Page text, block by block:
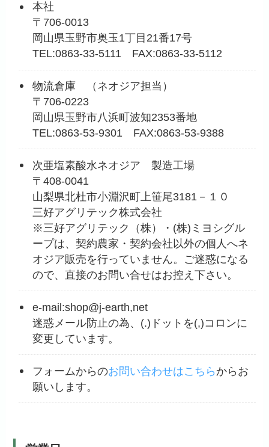
本社
〒706-0013
岡山県玉野市奥玉1丁目21番17号
TEL:0863-33-5111 FAX:0863-33-5112
物流倉庫 （ネオジア担当）
〒706-0223
岡山県玉野市八浜町波知2353番地
TEL:0863-53-9301 FAX:0863-53-9388
次亜塩素酸水ネオジア 製造工場
〒408-0041
山梨県北杜市小淵沢町上笹尾3181－１０
三好アグリテック株式会社
※三好アグリテック（株）・(株)ミヨシグル
ープは、契約農家・契約会社以外の個人へネ
オジア販売を行っていません。ご迷惑になる
ので、直接のお問い合せはお控え下さい。
e-mail:shop@j-earth,net
迷惑メール防止の為、(.)ドットを(,)コロンに
変更しています。
フォームからのお問い合わせはこちら からお
願いします。